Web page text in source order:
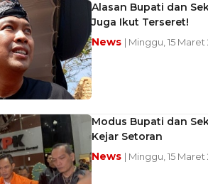
Alasan Bupati dan
Juga Ikut Terseret!
News | Minggu, 15
Modus Bupati dan
Kejar Setoran
News | Minggu, 15 Maret